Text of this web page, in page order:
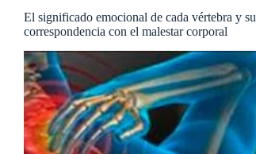
El significado emocional de cada vértebra y su
correspondencia con el malestar corporal